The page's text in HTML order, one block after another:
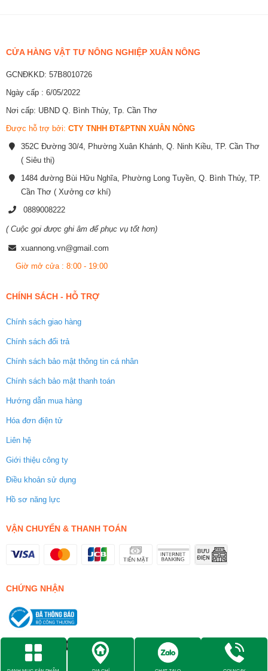
CỬA HÀNG VẬT TƯ NÔNG NGHIỆP XUÂN NÔNG
GCNĐKKD: 57B8010726
Ngày cấp : 6/05/2022
Nơi cấp: UBND Q. Bình Thủy, Tp. Cần Thơ
Được hỗ trợ bởi: CTY TNHH ĐT&PTNN XUÂN NÔNG
352C Đường 30/4, Phường Xuân Khánh, Q. Ninh Kiều, TP. Cần Thơ
( Siêu thị)
1484 đường Bùi Hữu Nghĩa, Phường Long Tuyền, Q. Bình Thủy, TP.
Cần Thơ ( Xưởng cơ khí)
0889008222
( Cuộc gọi được ghi âm để phục vụ tốt hơn)
xuannong.vn@gmail.com
Giờ mở cửa : 8:00 - 19:00
CHÍNH SÁCH - HỖ TRỢ
Chính sách giao hàng
Chính sách đổi trả
Chính sách bảo mật thông tin cá nhân
Chính sách bảo mật thanh toán
Hướng dẫn mua hàng
Hóa đơn điện tử
Liên hệ
Giới thiệu công ty
Điều khoản sử dụng
Hồ sơ năng lực
VẬN CHUYỂN & THANH TOÁN
CHỨNG NHẬN